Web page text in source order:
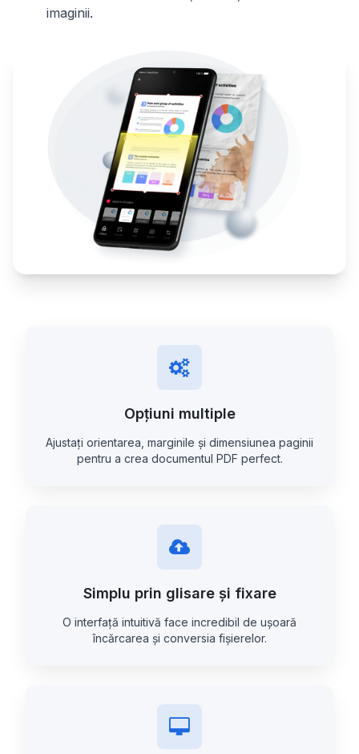
imaginii.
Opțiuni multiple
Ajustați orientarea, marginile și dimensiunea paginii
pentru a crea documentul PDF perfect.
Simplu prin glisare și fixare
O interfață intuitivă face incredibil de ușoară
încărcarea și conversia fișierelor.